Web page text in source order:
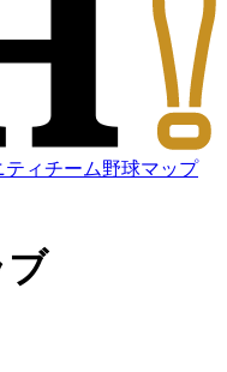
ティチーム野球マップ
ブ